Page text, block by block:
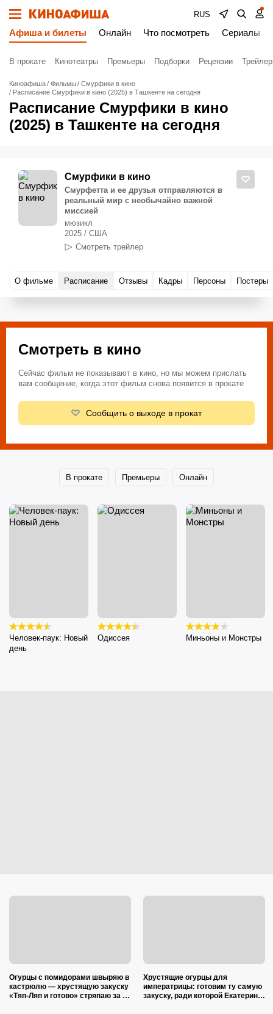
RUS
Афиша и билеты Онлайн Что посмотреть Сериалы
В прокате Кинотеатры Премьеры Подборки Рецензии
Киноафиша Фильмы
Смурфики в кино
Расписание Смурфики в кино (2025) в Ташкенте на сегодня
Расписание Смурфики в кино
(2025) в Ташкенте на сегодня
Смурфики в кино
Смурфетта и ее друзья отправляются в
реальный мир с необычайно важной
миссией
мюзикл
2025 / США
Смотреть трейлер
О фильме Расписание Отзывы Кадры Персоны Постеры
Смотреть в кино
Сейчас фильм не показывают в кино, но мы можем прислать
вам сообщение, когда этот фильм снова появится в прокате
Сообщить о выходе в прокат
В прокате Премьеры Онлайн
Человек-паук: Новый
день
Одиссея Миньоны и Монстры
Огурцы с помидорами швыряю в
кастрюлю — хрустящую закуску
«Тяп-Ляп и готово» стряпаю за 15
Хрустящие огурцы для
императрицы: готовим ту самую
закуску, ради которой Екатерина